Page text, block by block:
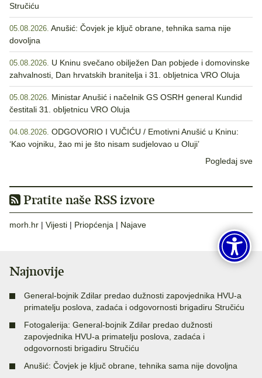
Stručiću
05.08.2026. Anušić: Čovjek je ključ obrane, tehnika sama nije
dovoljna
05.08.2026. U Kninu svečano obilježen Dan pobjede i domovinske
zahvalnosti, Dan hrvatskih branitelja i 31. obljetnica VRO Oluja
05.08.2026. Ministar Anušić i načelnik GS OSRH general Kundid
čestitali 31. obljetnicu VRO Oluja
04.08.2026. ODGOVORIO I VUČIĆU / Emotivni Anušić u Kninu:
‘Kao vojniku, žao mi je što nisam sudjelovao u Oluji’
Pogledaj sve
Pratite naše RSS izvore
morh.hr | Vijesti | Priopćenja | Najave
Najnovije
General-bojnik Zdilar predao dužnosti zapovjednika HVU-a
primatelju poslova, zadaća i odgovornosti brigadiru Stručiću
Fotogalerija: General-bojnik Zdilar predao dužnosti
zapovjednika HVU-a primatelju poslova, zadaća i
odgovornosti brigadiru Stručiću
Anušić: Čovjek je ključ obrane, tehnika sama nije dovoljna